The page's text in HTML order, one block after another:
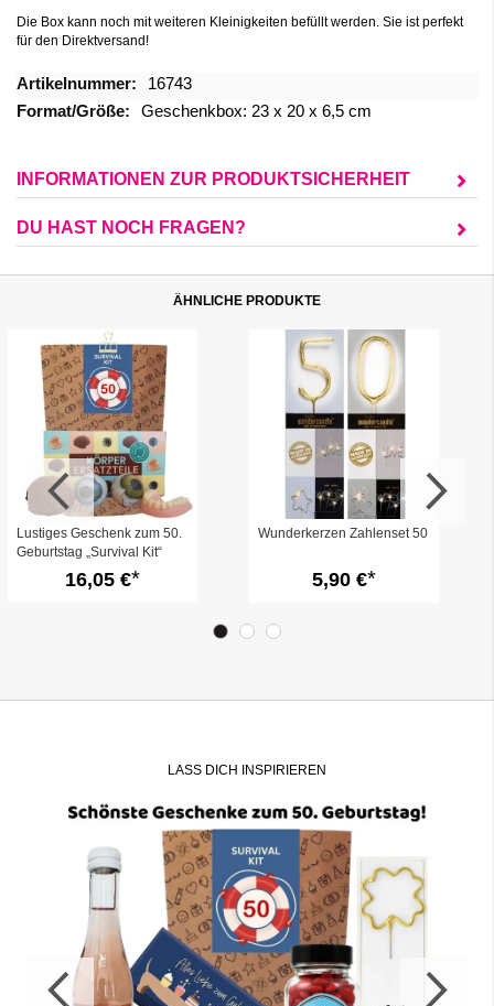
Die Box kann noch mitweiteren Kleinigkeiten befüllt werden. Sie ist perfekt
für den Direktversand!
Mehr
Informationen
16743
Geschenkbox: 23 x 20 x 6,5 cm
INFORMATIONEN ZUR PRODUKTSICHERHEIT
DU HAST NOCH FRAGEN?
ÄHNLICHE PRODUKTE
Lustiges Geschenk zum 50.
Geburtstag „Survival Kit“
16,05 €
Wunderkerzen Zahlenset 50
5,90 €
LASS DICH INSPIRIEREN